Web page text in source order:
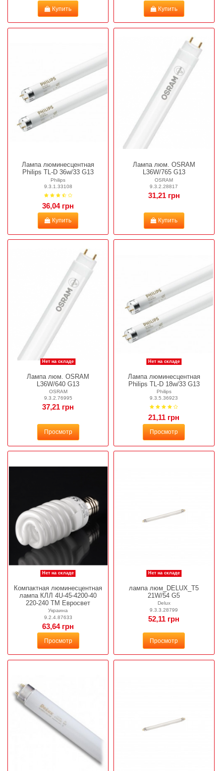
Купить Купить
Лампа люминесцентная
Philips TL-D 36w/33 G13
Philips
9.3.1.33108
36,04 грн
Купить
Лампа люм. OSRAM
L36W/765 G13
OSRAM
9.3.2.28817
31,21 грн
Купить
Нет на складе
Лампа люм. OSRAM
L36W/640 G13
OSRAM
9.3.2.76995
37,21 грн
Просмотр
Нет на складе
Лампа люминесцентная
Philips TL-D 18w/33 G13
Philips
9.3.5.36923
21,11 грн
Просмотр
Нет на складе
Компактная люминесцентная
лампа КЛЛ 4U-45-4200-40
220-240 ТМ Евросвет
Украина
9.2.4.87633
63,64 грн
Просмотр
Нет на складе
лампа люм_DELUX_T5
21W/54 G5
Delux
9.3.3.28799
52,11 грн
Просмотр